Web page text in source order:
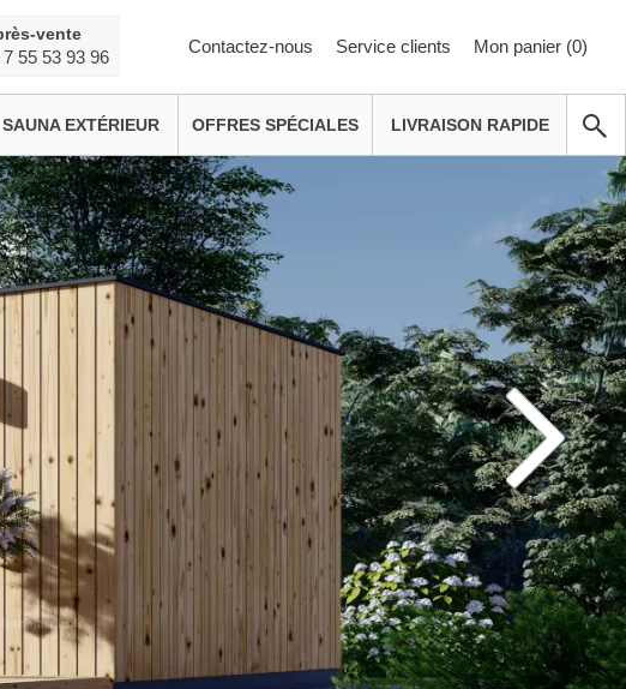
vente
55 53 93 96
Contactez-nous Service clients Mon panier (0)
SAUNA EXTÉRIEUR OFFRES SPÉCIALES LIVRAISON RAPIDE